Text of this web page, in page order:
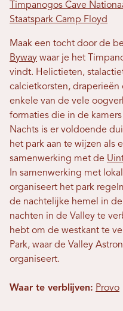
Timpanogos Cave
Staatspark Camp Floyd
Maak een tocht door de
Byway waar je het
vindt. Helictieten,
calcietkorsten,
enkele van de vele
formaties die in de
Nachts is er voldoende
het park aan te wijzen als
samenwerking met de
In samenwerking met
organiseert het park
de nachtelijke hemel in
nachten in de Valley te
hebt om de westkant te
Park, waar de Valley
organiseert.
Waar te verblijven: Provo